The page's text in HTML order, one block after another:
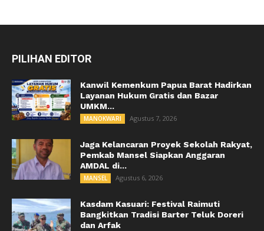
PILIHAN EDITOR
Kanwil Kemenkum Papua Barat Hadirkan
Layanan Hukum Gratis dan Bazar
UMKM...
MANOKWARI Agustus 7, 2026
Jaga Kelancaran Proyek Sekolah Rakyat,
Pemkab Mansel Siapkan Anggaran
AMDAL di...
MANSEL Agustus 6, 2026
Kasdam Kasuari: Festival Raimuti
Bangkitkan Tradisi Barter Teluk Doreri
dan Arfak